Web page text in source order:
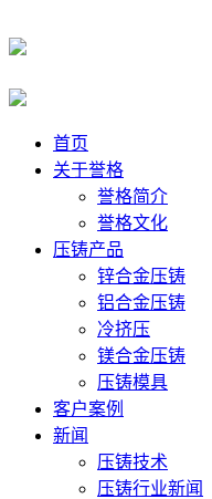
首页
关于誉格
誉格简介
誉格文化
压铸产品
锌合金压铸
铝合金压铸
冷挤压
镁合金压铸
压铸模具
客户案例
新闻
压铸技术
压铸行业新闻